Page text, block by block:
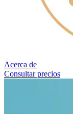
Acerca de
Consultar precios